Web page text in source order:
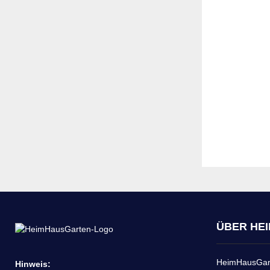
Hinweis:
ÜBER